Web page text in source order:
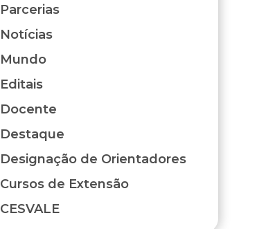
Parcerias
Notícias
Mundo
Editais
Docente
Destaque
Designação de Orientadores
Cursos de Extensão
CESVALE